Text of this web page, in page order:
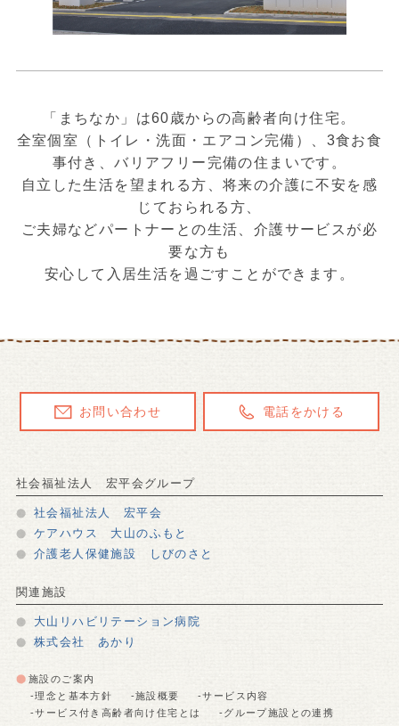
「まちなか」は60歳からの高齢者向け住宅。
全室個室（トイレ・洗面・エアコン完備）、3食お食
事付き、バリアフリー完備の住まいです。
自立した生活を望まれる方、将来の介護に不安を感
じておられる方、
ご夫婦などパートナーとの生活、介護サービスが必
要な方も
安心して入居生活を過ごすことができます。
お問い合わせ 電話をかける
社会福祉法人 宏平会グループ
社会福祉法人 宏平会
ケアハウス 大山のふもと
介護老人保健施設 しびのさと
関連施設
大山リハビリテーション病院
株式会社 あかり
施設のご案内
-理念と基本方針
-施設概要
-サービス内容
-サービス付き高齢者向け住宅とは
-グループ施設との連携